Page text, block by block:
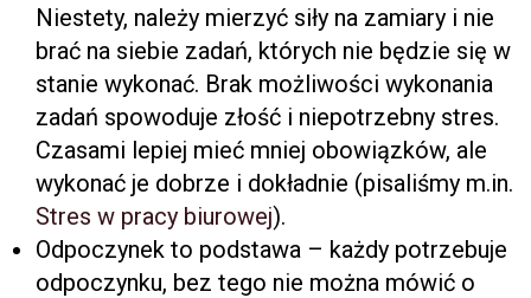
Niestety, należy mierzyć siły na zamiary i nie
brać na siebie zadań, których nie będzie się w
stanie wykonać. Brak możliwości wykonania
zadań spowoduje złość i niepotrzebny stres.
Czasami lepiej mieć mniej obowiązków, ale
wykonać je dobrze i dokładnie (pisaliśmy m.in.
Stres w pracy biurowej).
Odpoczynek to podstawa – każdy potrzebuje
odpoczynku, bez tego nie można mówić o